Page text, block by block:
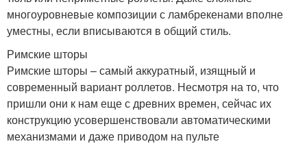
Шторы с балконной
дверью
Шторы на окно Безопасные ткани
многоуровневые композиции с ламбрекенами вполне
уместны, если вписываются в общий стиль.
Римские шторы
Римские шторы – самый аккуратный, изящный и
современный вариант роллетов. Несмотря на то, что
пришли они к нам еще с древних времен, сейчас их
конструкцию усовершенствовали автоматическими
механизмами и даже приводом на пульте